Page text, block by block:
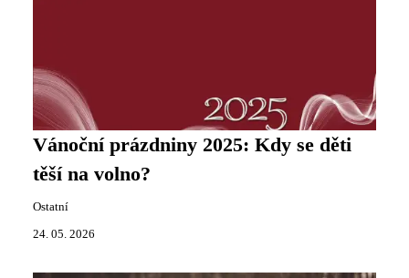
Vánoční prázdniny 2025: Kdy se děti
těší na volno?
Ostatní
24. 05. 2026